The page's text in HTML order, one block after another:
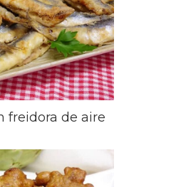
freidora de aire